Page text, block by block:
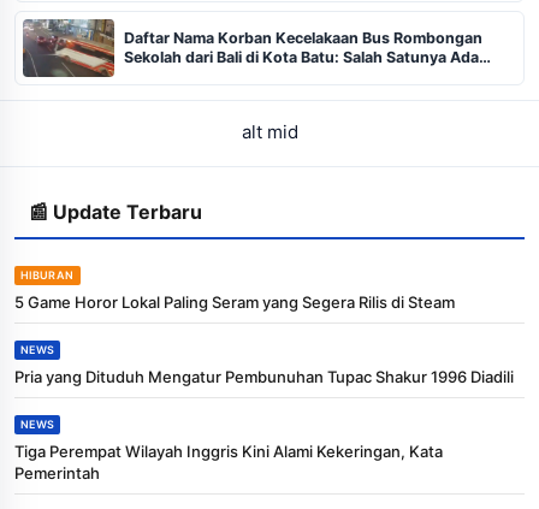
Daftar Nama Korban Kecelakaan Bus Rombongan
Sekolah dari Bali di Kota Batu: Salah Satunya Ada
alt mid
📰 Update Terbaru
HIBURAN
5 Game Horor Lokal Paling Seram yang Segera Rilis di Steam
NEWS
Pria yang Dituduh Mengatur Pembunuhan Tupac Shakur 1996 Diadili
NEWS
Tiga Perempat Wilayah Inggris Kini Alami Kekeringan, Kata
Pemerintah